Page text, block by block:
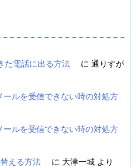
た電話に出る方法 に 通りすが
ルを受信できない時の対処方
ルを受信できない時の対処方
える方法
に 大津一城 より